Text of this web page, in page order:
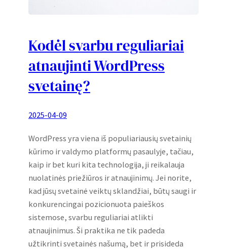
Kodėl svarbu reguliariai
atnaujinti WordPress
svetainę?
2025-04-09
WordPress yra viena iš populiariausių svetainių
kūrimo ir valdymo platformų pasaulyje, tačiau,
kaip ir bet kuri kita technologija, ji reikalauja
nuolatinės priežiūros ir atnaujinimų. Jei norite,
kad jūsų svetainė veiktų sklandžiai, būtų saugi ir
konkurencingai pozicionuota paieškos
sistemose, svarbu reguliariai atlikti
atnaujinimus. Ši praktika ne tik padeda
užtikrinti svetainės našumą, bet ir prisideda